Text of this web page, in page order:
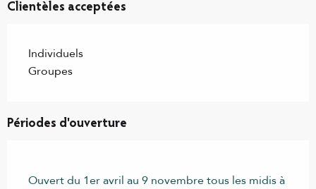
Clientèles acceptées
Individuels
Groupes
Périodes d'ouverture
Ouvert du 1er avril au 9 novembre tous les midis à